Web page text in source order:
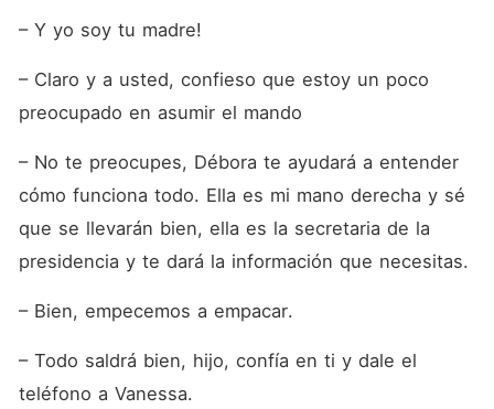
– Y yo soy tu madre!
– Claro y a usted, confieso que estoy un poco
preocupado en asumir el mando
– No te preocupes, Débora te ayudará a entender
cómo funciona todo. Ella es mi mano derecha y sé
que se llevarán bien, ella es la secretaria de la
presidencia y te dará la información que necesitas.
– Bien, empecemos a empacar.
– Todo saldrá bien, hijo, confía en ti y dale el
teléfono a Vanessa.